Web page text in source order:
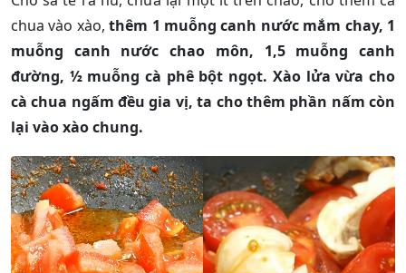
chua vào xào,thêm 1 muỗng canh nước mắm chay, 1
muỗng canh nước chao môn, 1,5 muỗng canh
đường, ½ muỗng cà phê bột ngọt. Xào lửa vừa cho
cà chua ngấm đều gia vị, ta cho thêm phần nấm còn
lại vào xào chung.